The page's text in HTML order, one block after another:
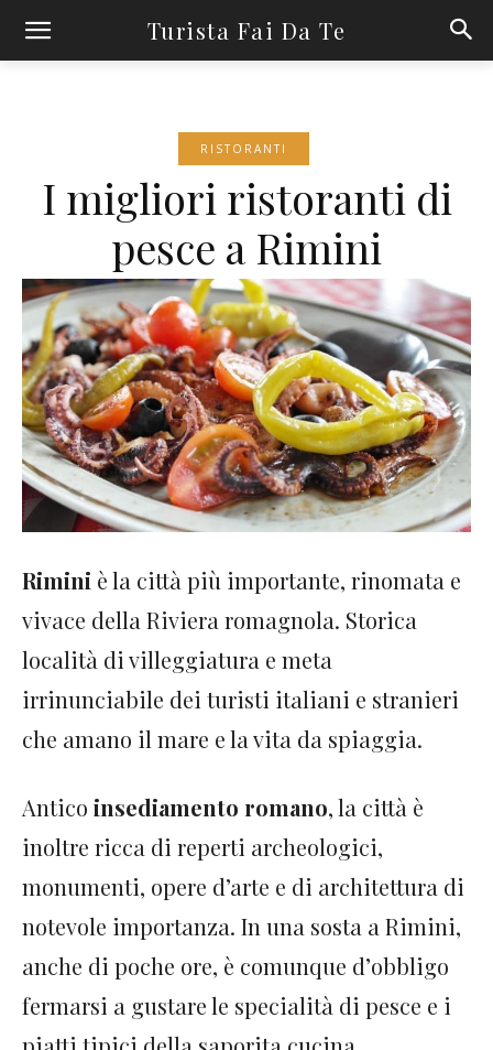
Turista Fai Da Te
RISTORANTI
I migliori ristoranti di
pesce a Rimini
Rimini è la città più importante, rinomata e
vivace della Riviera romagnola. Storica
località di villeggiatura e meta
irrinunciabile dei turisti italiani e stranieri
che amano il mare e la vita da spiaggia.
Antico insediamento romano, la città è
inoltre ricca di reperti archeologici,
monumenti, opere d’arte e di architettura di
notevole importanza. In una sosta a Rimini,
anche di poche ore, è comunque d’obbligo
fermarsi a gustare le specialità di pesce e i